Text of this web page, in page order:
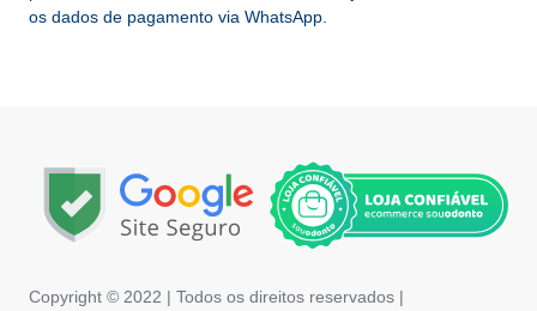
os dados de pagamento via WhatsApp.
Copyright © 2022 | Todos os direitos reservados |